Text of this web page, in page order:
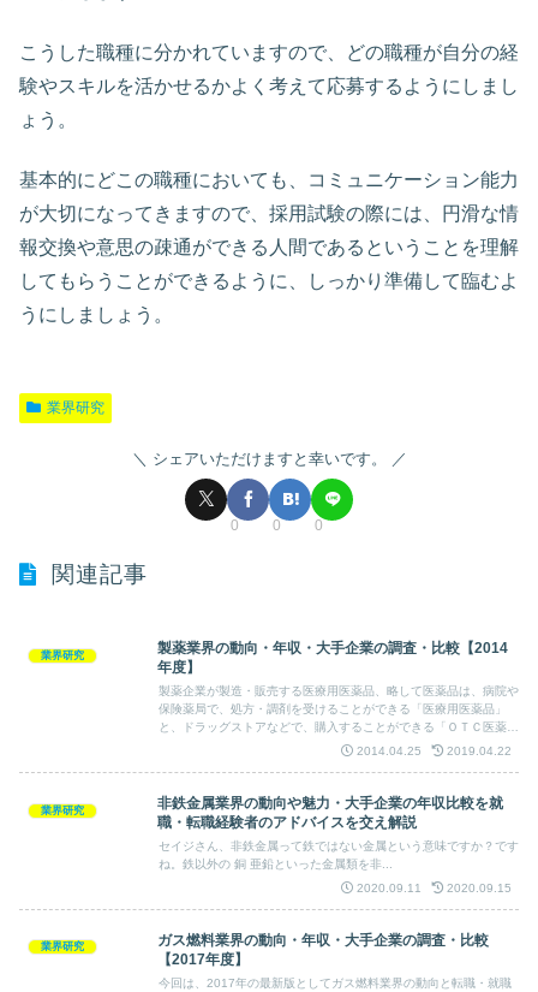
こうした職種に分かれていますので、どの職種が自分の経
験やスキルを活かせるかよく考えて応募するようにしまし
ょう。
基本的にどこの職種においても、コミュニケーション能力
が大切になってきますので、採用試験の際には、円滑な情
報交換や意思の疎通ができる人間であるということを理解
してもらうことができるように、しっかり準備して臨むよ
うにしましょう。
業界研究
シェアいただけますと幸いです。
0 0 0
関連記事
業界研究
製薬業界の動向・年収・大手企業の調査・比較【2014
年度】
製薬企業が製造・販売する医療用医薬品、略して医薬品は、病院や
保険薬局で、処方・調剤を受けることができる「医療用医薬品」
と、ドラッグストアなどで、購入することができる「ＯＴＣ医薬
品」に大別されます。私自身も製薬業界の社内SEをやっておりと
2014.04.25 2019.04.22
業界研究
非鉄金属業界の動向や魅力・大手企業の年収比較を就
職・転職経験者のアドバイスを交え解説
セイジさん、非鉄金属って鉄ではない金属という意味ですか？です
ね。鉄以外の 銅 亜鉛といった金属類を非...
2020.09.11
2020.09.15
業界研究
ガス燃料業界の動向・年収・大手企業の調査・比較
【2017年度】
今回は、2017年の最新版としてガス燃料業界の動向と転職・就職